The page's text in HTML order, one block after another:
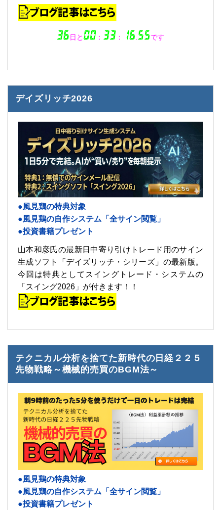
デイズリッチ2026
●風見鶏の特典対象
●風見鶏の自作システム「全サイン閲覧」
●投資書籍プレゼント
山本和彦氏の最新日中寄り引けトレード用のサイン
生成ソフト「デイズリッチ・シリーズ」の最新版。
今回は特典としてスイングトレード・システムの
「スイング2026」が付きます！！
テクニカル分析を捨てた新時代の日経２２５
先物戦略～機械的売買のBGM法～
●風見鶏の特典対象
●風見鶏の自作システム「全サイン閲覧」
●投資書籍プレゼント